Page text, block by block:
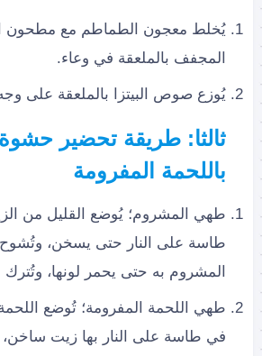
يُخلط معجون الطماطم مع مطحون
المجفف بالملعقة في وعاء.
يُوزع صوص البيتزا بالملعقة على
ثالثا: طريقة تحضير حشوة
باللحمة المفرومة
طهي المشروم؛ يُوضع القليل من
طاسة على النار حتى يسخن،
المشروم به حتى يحمر لونها، وتُترك
طهي اللحمة المفرومة؛ تُوضع
في طاسة على النار بها زيت ساخن،